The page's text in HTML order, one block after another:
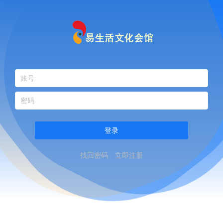
登录
找回密码 立即注册